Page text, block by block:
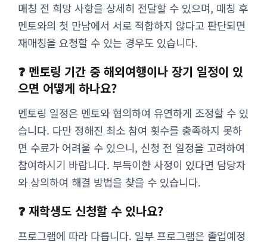
매칭 전 희망 사항을 상세히 전달할 수 있으며, 매칭 후
멘토와의 첫 만남에서 서로 적합하지 않다고 판단되면
재매칭을 요청할 수 있는 경우도 있습니다.
❓ 멘토링 기간 중 해외여행이나 장기 일정이 있
으면 어떻게 하나요?
멘토링 일정은 멘토와 협의하여 유연하게 조정할 수 있
습니다. 다만 정해진 최소 참여 횟수를 충족하지 못하
면 수료가 어려울 수 있으니, 신청 전 일정을 고려하여
참여하시기 바랍니다. 부득이한 사정이 있다면 담당자
와 상의하여 해결 방법을 찾을 수 있습니다.
❓ 재학생도 신청할 수 있나요?
프로그램에 따라 다릅니다. 일부 프로그램은 졸업예정